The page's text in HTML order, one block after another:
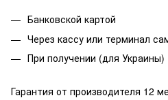
Банковской картой
Через кассу или терминал
При получении (для Украины)
Гарантия от производителя 12